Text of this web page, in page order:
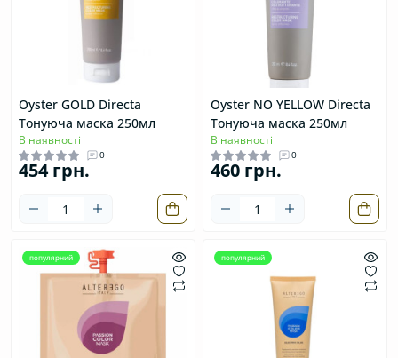
Oyster GOLD Directa
Тонуюча маска 250мл
В наявності
0
454 грн.
Oyster NO YELLOW Directa
Тонуюча маска 250мл
В наявності
0
460 грн.
популярний популярний